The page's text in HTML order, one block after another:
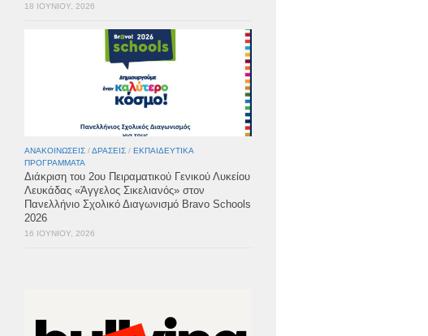
18 ΙΟΥΝΊΟΥ, 2026
ΑΝΑΚΟΙΝΏΣΕΙΣ /ΔΡΆΣΕΙΣ / ΕΚΠΑΙΔΕΥΤΙΚΆ
ΠΡΟΓΡΆΜΜΑΤΑ
Διάκριση του 2ου Πειραματικού Γενικού Λυκείου
Λευκάδας «Άγγελος Σικελιανός» στον
Πανελλήνιο Σχολικό Διαγωνισμό Bravo Schools
2026
16 ΙΟΥΝΊΟΥ, 2026